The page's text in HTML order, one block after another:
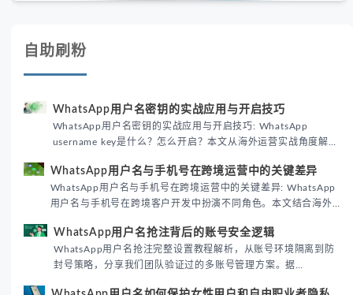
自助刷粉
WhatsApp用户名密钥的实战应用与开启技巧
WhatsApp用户名密钥的实战应用与开启技巧: WhatsApp
username key是什么？怎么开启？本文从海外运营实战角度解析
跨境团队高效触达目标客户。
WhatsApp用户名与手机号在跨境运营中的关键差异
WhatsApp用户名与手机号在跨境运营中的关键差异: WhatsApp
用户名与手机号在跨境客户开发中扮演不同角色。本文结合海外
中的实际差异，帮助团队优化WhatsApp营销策略。
WhatsApp用户名抢注背后的账号安全逻辑
WhatsApp用户名抢注完整设置教程解析，从账号环境隔离到防
封号策略，分享我们团队验证过的多账号管理方案。据